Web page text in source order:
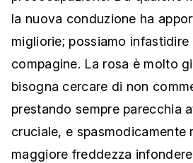
la nuova conduzione ha
migliorie; possiamo infastidire
compagine. La rosa è molto
bisogna cercare di non
prestando sempre parecchia
cruciale, e spasmodicamente
maggiore freddezza